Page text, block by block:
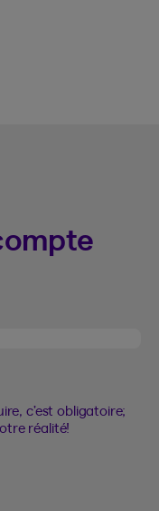
c’est obligatoire;
réalité!